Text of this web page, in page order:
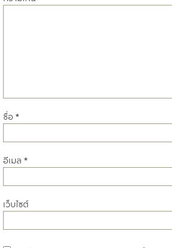
ชื่อ *
อีเมล *
เว็บไซต์